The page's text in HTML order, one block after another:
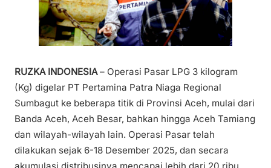
RUZKA INDONESIA– Operasi Pasar LPG 3 kilogram
(Kg) digelar PT Pertamina Patra Niaga Regional
Sumbagut ke beberapa titik di Provinsi Aceh, mulai dari
Banda Aceh, Aceh Besar, bahkan hingga Aceh Tamiang
dan wilayah-wilayah lain. Operasi Pasar telah
dilakukan sejak 6-18 Desember 2025, dan secara